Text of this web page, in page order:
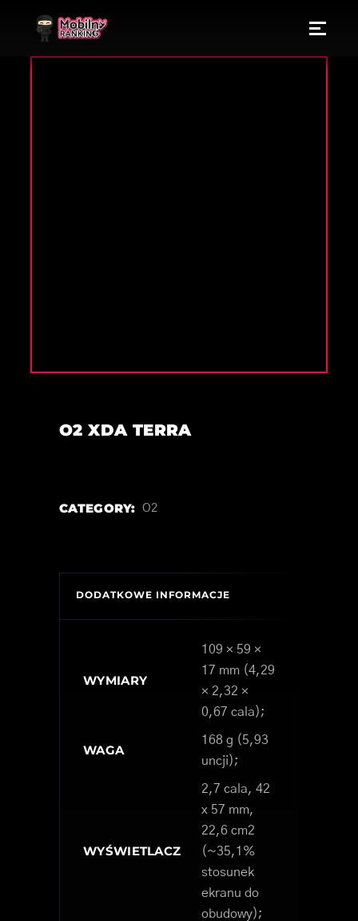
O2 XDA TERRA
CATEGORY: O2
DODATKOWE INFORMACJE
WYMIARY
109 × 59 ×
17 mm (4,29
× 2,32 ×
0,67 cala);
WAGA
168 g (5,93
uncji);
WYŚWIETLACZ
2,7 cala, 42
x 57 mm,
22,6 cm2
(~35,1%
stosunek
ekranu do
obudowy);